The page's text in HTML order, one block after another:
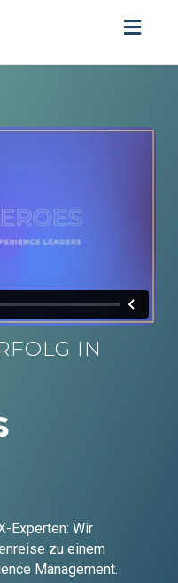
IN
Experten: Wir
zu einem
Management.